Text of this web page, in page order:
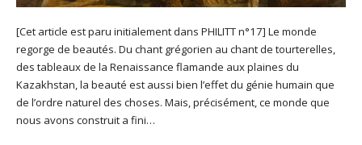
[Cet article est paru initialement dans PHILITT n°17] Le monde
regorge de beautés. Du chant grégorien au chant de tourterelles,
des tableaux de la Renaissance flamande aux plaines du
Kazakhstan, la beauté est aussi bien l’effet du génie humain que
de l’ordre naturel des choses. Mais, précisément, ce monde que
nous avons construit a fini…